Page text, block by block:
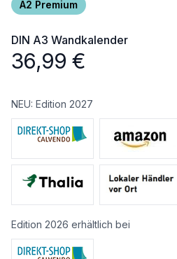
A2 Premium
DIN A3 Wandkalender
36,99 €
NEU: Edition 2027
Edition 2026 erhältlich bei